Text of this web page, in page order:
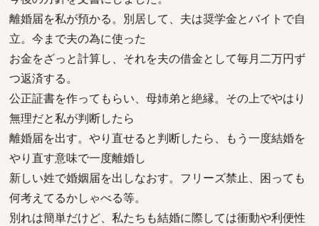
離婚届を私が預かる。別居して、夫は奨学金とバイトで自
立。今まで夫の為に使った
お金をざっと計算し、それを夫の借金として毎月二万円ず
つ返済する。
公正証書を作ってもらい、母姉弟と絶縁。その上でやはり
無理だと私が判断したら
離婚届を出す。やり直せると判断したら、もう一度結婚を
やり直す意味で一度離婚し
新しい姓で婚姻届を出しなおす。フリーズ禁止、困っても
何考えてるかしゃべる等。
別れは簡単だけど、私たちも結婚に際しては衝動や利便性